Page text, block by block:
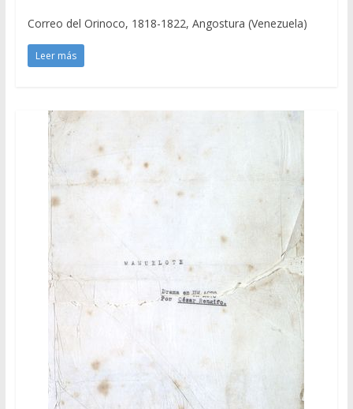
Correo del Orinoco, 1818-1822, Angostura (Venezuela)
Leer más